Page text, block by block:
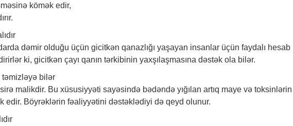
kömək edir,
dəmir olduğu üçün gicitkən qanazlığı yaşayan insanlar üçün faydalı hesab
ki, gicitkən çayı qanın tərkibinin yaxşılaşmasına dəstək ola bilər.
bilər
malikdir. Bu xüsusiyyəti sayəsində bədəndə yığılan artıq maye və toksinlərin
edir. Böyrəklərin fəaliyyətini dəstəklədiyi də qeyd olunur.